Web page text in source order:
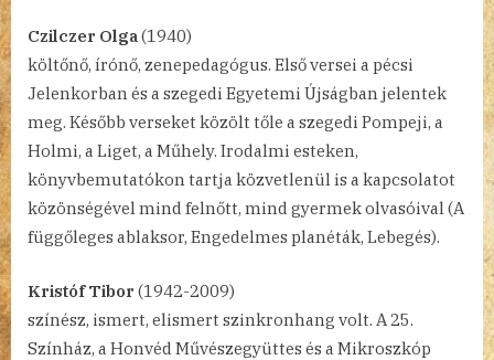
Czilczer Olga(1940)
költőnő, írónő, zenepedagógus. Első versei a pécsi
Jelenkorban és a szegedi Egyetemi Újságban jelentek
meg. Később verseket közölt tőle a szegedi Pompeji, a
Holmi, a Liget, a Műhely. Irodalmi esteken,
könyvbemutatókon tartja közvetlenül is a kapcsolatot
közönségével mind felnőtt, mind gyermek olvasóival (A
függőleges ablaksor, Engedelmes planéták, Lebegés).
Kristóf Tibor (1942-2009)
színész, ismert, elismert szinkronhang volt. A 25.
Színház, a Honvéd Művészegyüttes és a Mikroszkóp